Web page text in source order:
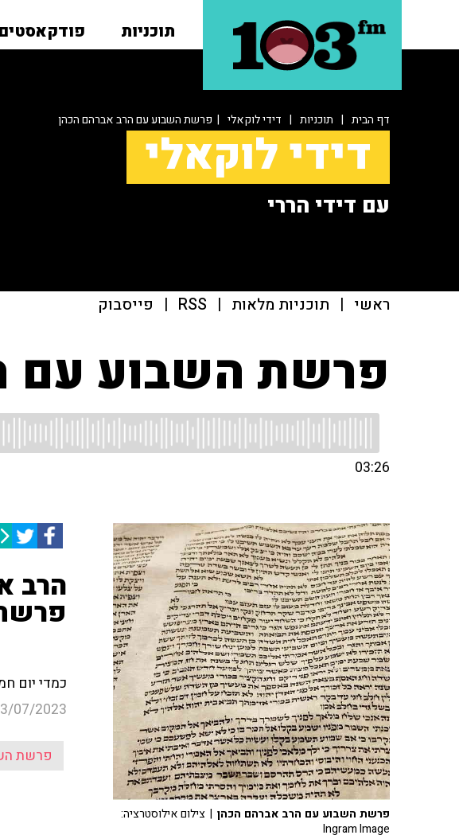
תוכניות פודקאסטים
דף הבית | תוכניות | דידי לוקאלי | פרשת השבוע עם הרב אברהם הכהן
דידי לוקאלי
עם דידי הררי
ראשי | תוכניות מלאות |
RSS
| פייסבוק
פרשת השבוע עם
03:26
הרב
כמדי יום
07/2023
פרשת
פרשת השבוע עם הרב אברהם הכהן | צילום אילוסטרציה:
Ingram Image